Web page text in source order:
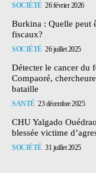
SOCIÉTÉ 26 février 2026
Burkina : Quelle peut
fiscaux?
SOCIÉTÉ 26 juillet 2025
Détecter le cancer du
Compaoré,
bataille
SANTÉ 23 décembre 2025
CHU Yalgado
blessée victime
SOCIÉTÉ 31 juillet 2025